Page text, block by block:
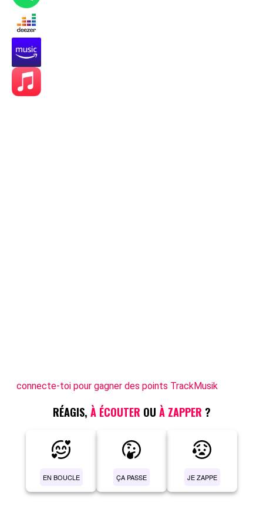
connecte-toi pour gagner des points TrackMusik
RÉAGIS, À ÉCOUTER OU À ZAPPER ?
EN BOUCLE ÇA PASSE JE ZAPPE